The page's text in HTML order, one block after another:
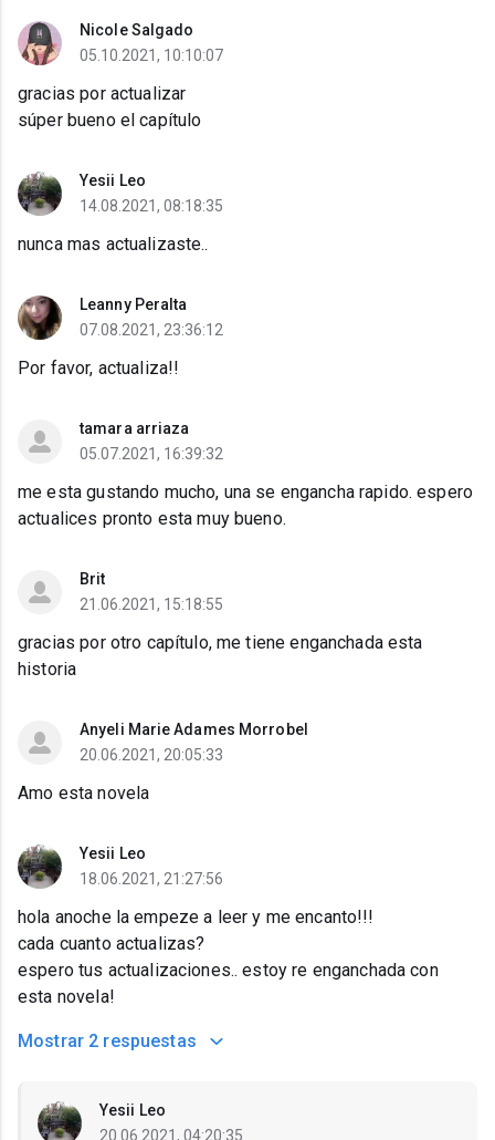
Nicole Salgado
05.10.2021, 10:10:07
gracias por actualizar
súper bueno el capítulo
Yesii Leo
14.08.2021, 08:18:35
nunca mas actualizaste..
Leanny Peralta
07.08.2021, 23:36:12
Por favor, actualiza!!
tamara arriaza
05.07.2021, 16:39:32
me esta gustando mucho, una se engancha rapido. espero
actualices pronto esta muy bueno.
Brit
21.06.2021, 15:18:55
gracias por otro capítulo, me tiene enganchada esta
historia
Anyeli Marie Adames Morrobel
20.06.2021, 20:05:33
Amo esta novela
Yesii Leo
18.06.2021, 21:27:56
hola anoche la empeze a leer y me encanto!!!
cada cuanto actualizas?
espero tus actualizaciones.. estoy re enganchada con
esta novela!
Mostrar 2 respuestas
Yesii Leo
20.06.2021, 04:20:35